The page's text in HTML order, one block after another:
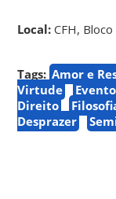
Local:CFH,
Tags: Amor e
Virtude
Direito
Desprazer